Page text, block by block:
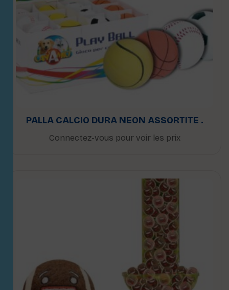
PALLA CALCIO DURA NEON ASSORTITE .
Connectez-vous pour voir les prix